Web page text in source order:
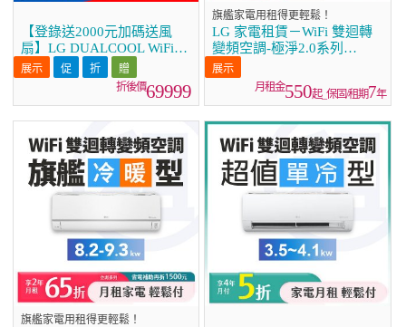
【登錄送2000元加碼送風
扇】LG DUALCOOL WiFi雙
迴轉變頻空調 - 旗艦冷暖型
_9.3kw LS-93DHP
69999
旗艦家電用租得更輕鬆！
LG 家電租賃－WiFi 雙迴轉
變頻空調-極淨2.0系列
(2.2kw~7.2kw)
550起_保固/租期7年
旗艦家電用租得更輕鬆！